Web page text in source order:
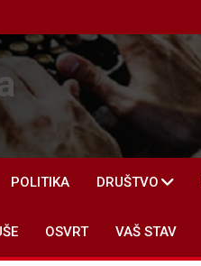
POLITIKA DRUŠTVO
OSVRT VAŠ STAV